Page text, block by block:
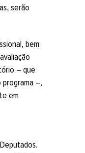
serão
bem
– que
–,
em